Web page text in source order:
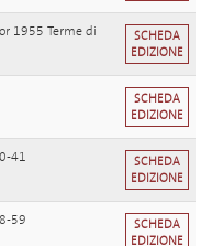
1955 Terme di
SCHEDA
EDIZIONE
SCHEDA
EDIZIONE
41
SCHEDA
EDIZIONE
59
SCHEDA
EDIZIONE